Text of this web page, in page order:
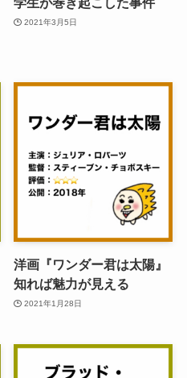
2021年3月5日
洋画『ワンダー君は太陽』
知れば魅力が見える
2021年1月28日